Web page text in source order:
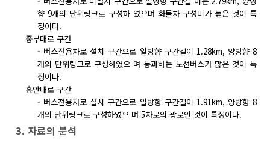
향 9개의 단위링크로 구성하 였으며 화물차 구성비가 높은 것이 특
징이다.
중부대로 구간
- 버스전용차로 설치 구간으로 일방향 구간길이 1.28km, 양방향 8
개의 단위링크로 구성하였으 며 통과하는 노선버스가 많은 것이 특
징이다.
흥안대로 구간
- 버스전용차로 설치 구간으로 일방향 구간길이 1.91km, 양방향 8
개의 단위링크로 구성하였으 며 5차로의 광로인 것이 특징이다.
3. 자료의 분석